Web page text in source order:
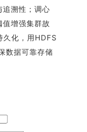
追溯性；调心
值增强集群故
久化，用HDFS
数据可靠存储